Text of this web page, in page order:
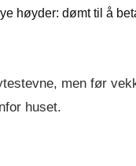
høyder: dømt til å
men før
huset.